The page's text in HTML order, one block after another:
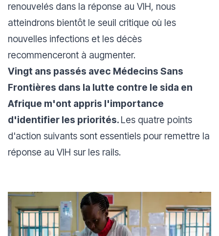
renouvelés dans la réponse au VIH, nous
atteindrons bientôt le seuil critique où les
nouvelles infections et les décès
recommenceront à augmenter.
Vingt ans passés avec Médecins Sans
Frontières dans la lutte contre le sida en
Afrique m'ont appris l'importance
d'identifier les priorités. Les quatre points
d'action suivants sont essentiels pour remettre la
réponse au VIH sur les rails.